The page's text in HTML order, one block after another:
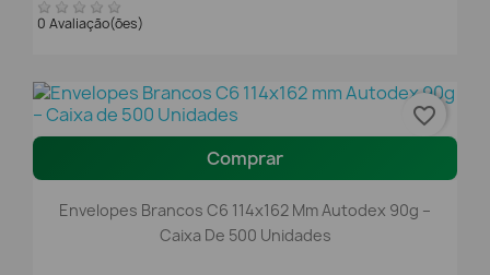
0 Avaliação(ões)
Comprar
Envelopes Brancos C6 114x162 Mm Autodex 90g –
Caixa De 500 Unidades
favorite_border